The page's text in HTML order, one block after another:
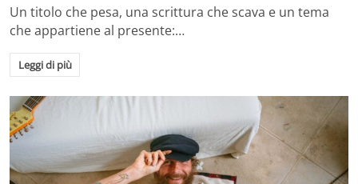
Un titolo che pesa, una scrittura che scava e un tema
che appartiene al presente:…
Leggi di più